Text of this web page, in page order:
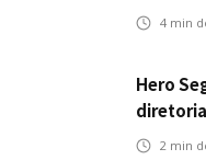
primeira
4 min
Hero
2 min